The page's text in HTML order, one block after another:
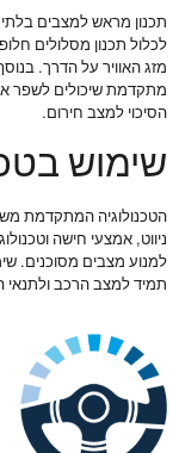
תכנון מראש למצבים בלתי
לכלול תכנון מסלולים
מזג האוויר על הדרך.
מתקדמת שיכולים לשפר
הסיכוי למצב חירום.
שימוש
הטכנולוגיה המתקדמת
ניווט, אמצעי חישה
למנוע מצבים מסוכנים.
תמיד למצב הרכב ולתנאי